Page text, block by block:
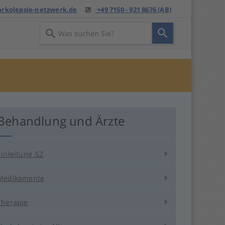
netzwerk.de +49 7150 - 921 8676 (AB)
Verwende
Pfeile
und
das
und Ärzte